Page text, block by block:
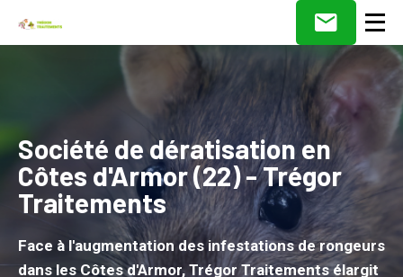
Société de dératisation en
Côtes d'Armor (22) - Trégor
Traitements
Face à l'augmentation des infestations de rongeurs
dans les Côtes d'Armor, Trégor Traitements élargit